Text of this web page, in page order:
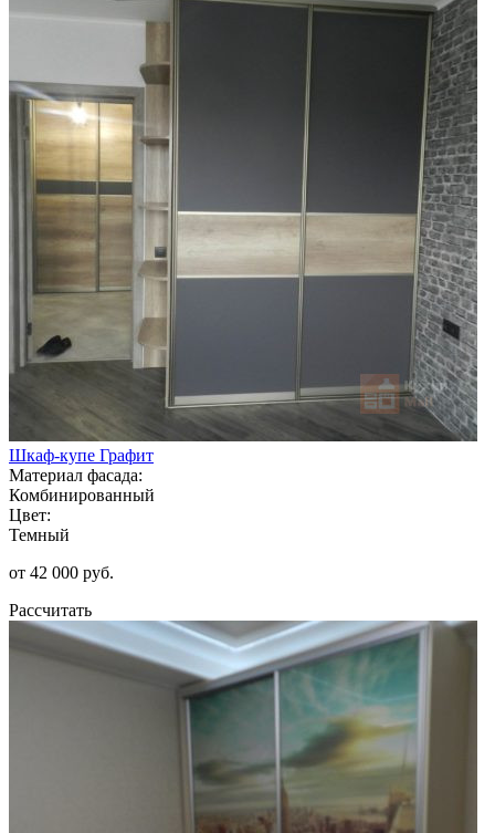
Шкаф-купе Графит
Материал фасада:
Комбинированный
Цвет:
Темный
от 42 000 руб.
Рассчитать